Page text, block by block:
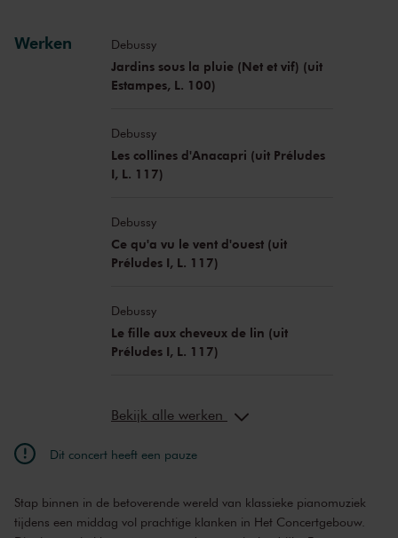
Werken Debussy
Jardins sous la pluie (Net et vif) (uit
Estampes, L. 100)
Debussy
Les collines d'Anacapri (uit Préludes
I, L. 117)
Debussy
Ce qu'a vu le vent d'ouest (uit
Préludes I, L. 117)
Debussy
Le fille aux cheveux de lin (uit
Préludes I, L. 117)
Bekijk alle werken
Dit concert heeft een pauze
Stap binnen in de betoverende wereld van klassieke pianomuziek
tijdens een middag vol prachtige klanken in Het Concertgebouw.